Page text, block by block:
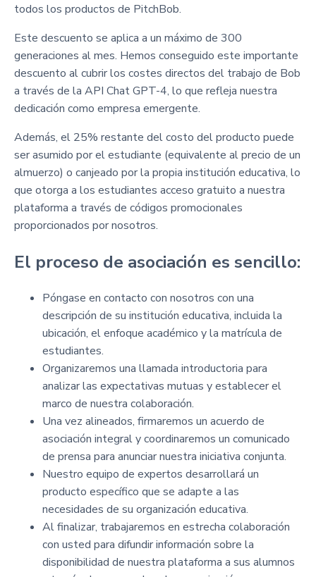
todos los productos de PitchBob.
Este descuento se aplica a un máximo de 300
generaciones al mes. Hemos conseguido este importante
descuento al cubrir los costes directos del trabajo de Bob
a través de la API Chat GPT-4, lo que refleja nuestra
dedicación como empresa emergente.
Además, el 25% restante del costo del producto puede
ser asumido por el estudiante (equivalente al precio de un
almuerzo) o canjeado por la propia institución educativa, lo
que otorga a los estudiantes acceso gratuito a nuestra
plataforma a través de códigos promocionales
proporcionados por nosotros.
El proceso de asociación es sencillo:
Póngase en contacto con nosotros con una
descripción de su institución educativa, incluida la
ubicación, el enfoque académico y la matrícula de
estudiantes.
Organizaremos una llamada introductoria para
analizar las expectativas mutuas y establecer el
marco de nuestra colaboración.
Una vez alineados, firmaremos un acuerdo de
asociación integral y coordinaremos un comunicado
de prensa para anunciar nuestra iniciativa conjunta.
Nuestro equipo de expertos desarrollará un
producto específico que se adapte a las
necesidades de su organización educativa.
Al finalizar, trabajaremos en estrecha colaboración
con usted para difundir información sobre la
disponibilidad de nuestra plataforma a sus alumnos